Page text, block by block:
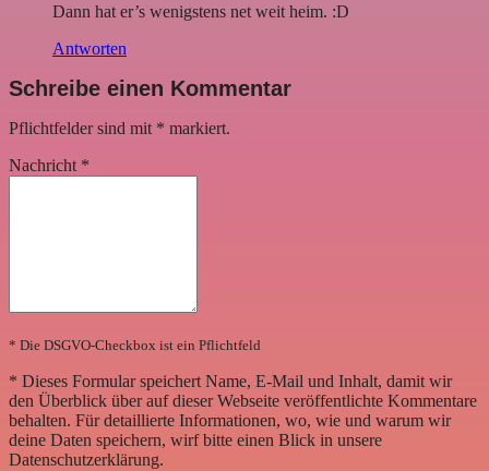
Dann hat er’s wenigstens net weit heim. :D
Antworten
Schreibe einen Kommentar
Pflichtfelder sind mit * markiert.
Nachricht *
* Die DSGVO-Checkbox ist ein Pflichtfeld
* Dieses Formular speichert Name, E-Mail und Inhalt, damit wir
den Überblick über auf dieser Webseite veröffentlichte Kommentare
behalten. Für detaillierte Informationen, wo, wie und warum wir
deine Daten speichern, wirf bitte einen Blick in unsere
Datenschutzerklärung.